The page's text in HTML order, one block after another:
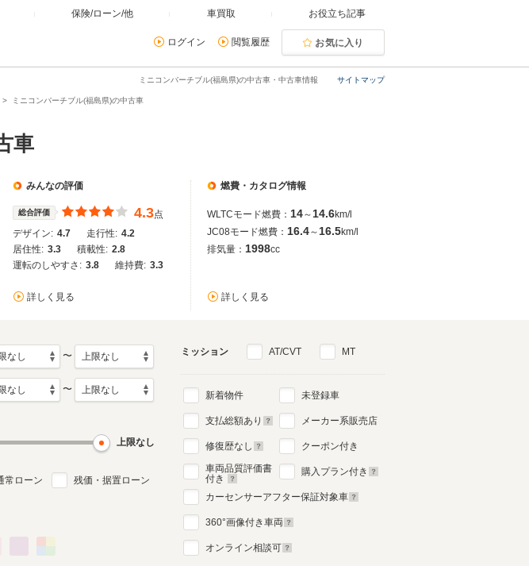
保険/ローン/他 車買取 お役立ち記事
ログイン 閲覧履歴 お気に入り
サイトマップ
ミニコンバーチブル(福島県)の中古車・中古車情報
ミニコンバーチブル(福島県)の中古車
車
みんなの評価
総合評価 4.3点
デザイン: 4.7 走行性: 4.2
居住性: 3.3 積載性: 2.8
運転のしやすさ: 3.8 維持費: 3.3
詳しく見る
燃費・カタログ情報
WLTCモード燃費： 14～ 14.6km/l
JC08モード燃費： 16.4～ 16.5km/l
排気量： 1998cc
詳しく見る
生産モデル
〜
〜
上限なし
常ローン 残価・据置ローン
ミッション AT/CVT MT
新着物件
支払総額あり
修復歴なし
車両品質評価書
付き
未登録車
メーカー系販売店
クーポン付き
購入プラン付き
カーセンサーアフター保証対象車
360°画像付き車両
オンライン相談可